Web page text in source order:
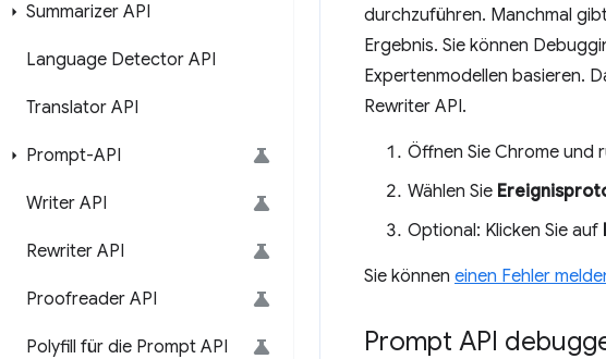
Summarizer API
Language Detector API
Translator API
Prompt-API
Writer API
Rewriter API
Proofreader API
Polyfill für die Prompt API
durchzuführen. Manchmal
Ergebnis. Sie können
Expertenmodellen basieren.
Rewriter API.
Öffnen Sie Chrome und
Wählen Sie
Optional: Klicken Sie auf
Sie können einen Fehler
Prompt API